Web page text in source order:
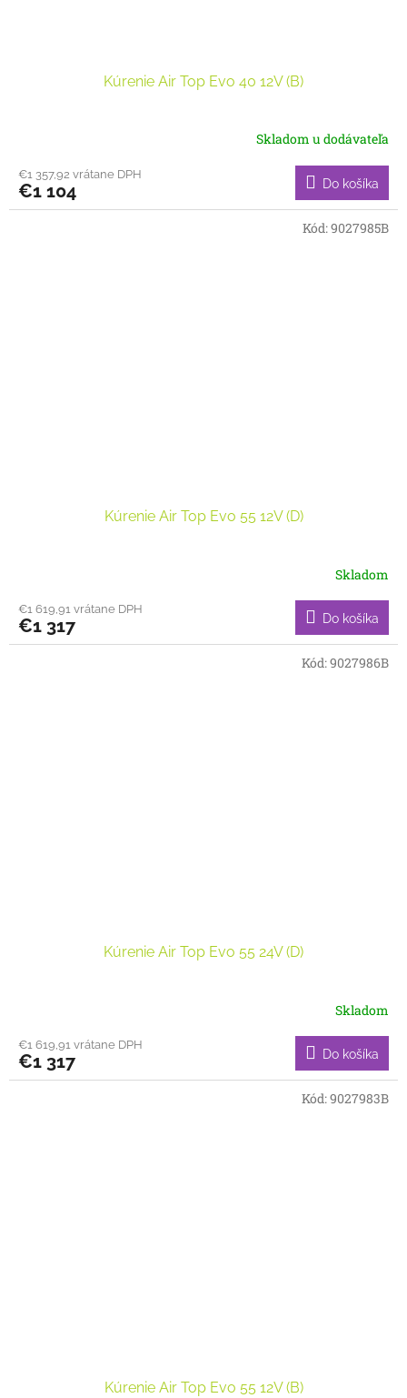
Kúrenie Air Top Evo 40 12V (B)
Skladom u dodávateľa
€1 357,92 vrátane DPH
€1 104 Do košíka
Kúrenie Air Top Evo 55 12V (D)
Skladom
€1 619,91 vrátane DPH
€1 317 Do košíka
Kód:9027985B
Kúrenie Air Top Evo 55 24V (D)
Skladom
€1 619,91 vrátane DPH
€1 317 Do košíka
Kód:9027986B
Kúrenie Air Top Evo 55 12V (B)
Kód:9027983B